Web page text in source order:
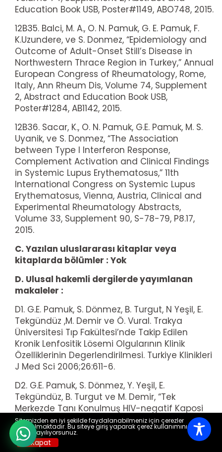
Education Book USB, Poster#1149, ABO748, 2015.
12B35. Balci, M. A., O. N. Pamuk, G. E. Pamuk, F.
K.Uzundere, ve S. Donmez, “Epidemiology and
Outcome of Adult-Onset Still’s Disease in
Northwestern Thrace Region in Turkey,” Annual
European Congress of Rheumatology, Rome,
Italy, Ann Rheum Dis, Volume 74, Supplement
2, Abstract and Education Book USB,
Poster#1284, AB1142, 2015.
12B36. Sacar, K., O. N. Pamuk, G.E. Pamuk, M. S.
Uyanik, ve S. Donmez, “The Association
between Type I Interferon Response,
Complement Activation and Clinical Findings
in Systemic Lupus Erythematosus,” 11th
International Congress on Systemic Lupus
Erythematosus, Vienna, Austria, Clinical and
Experimental Rheumatology Abstracts,
Volume 33, Supplement 90, S-78-79, P8.17,
2015.
C. Yazılan uluslararası kitaplar veya
kitaplarda bölümler : Yok
D. Ulusal hakemli dergilerde yayımlanan
makaleler :
D1. G.E. Pamuk, S. Dönmez, B. Turgut, N Yeşil, E.
Tekgündüz ,M. Demir ve Ö. Vural. Trakya
Üniversitesi Tıp Fakültesi’nde Takip Edilen
Kronik Lenfositik Lösemi Olgularının Klinik
Özelliklerinin Degerlendirilmesi. Turkiye Klinikleri
J Med Sci 2006;26:611-6.
D2. G.E. Pamuk, S. Dönmez, Y. Yeşil, E.
Tekgündüz, B. Turgut ve M. Demir, “Tek
Merkezde Tanı Konulmuş HIV-negatif Kaposi
Sarkomu Olgularının Değerlendirilmesi,” Türkiye
Klinikleri Tıp Bilimleri Dergisi 2007;27:658-63.
Sitemizden en iyi şekilde faydalanabilmeniz için çerezler
kullanılmaktadır. Bu siteye giriş yaparak çerez kullanımını kabul
etmiş sayılıyorsunuz.
X Kapat